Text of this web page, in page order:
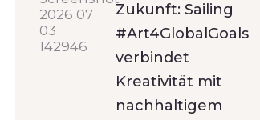
Zukunft: Sailing
#Art4GlobalGoals
verbindet
Kreativität mit
nachhaltigem